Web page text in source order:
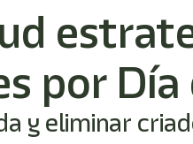
por Día
y eliminar